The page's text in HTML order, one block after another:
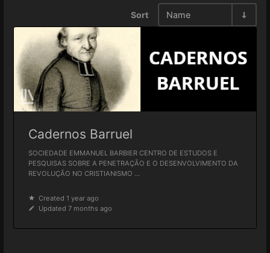
Sort Name
Cadernos Barruel
SOCIEDADE EMMANUEL BARBIER CENTRO DE ESTUDOS E
PESQUISAS SOBRE A PENETRAÇÃO E O DESENVOLVIMENTO DA
REVOLUÇÃO NO CRISTIANISMO ...
Created 1 year ago
Updated 7 months ago